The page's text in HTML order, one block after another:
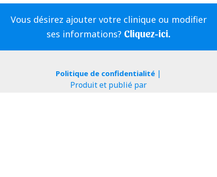
Vous désirez ajouter votre clinique ou modifier
ses informations? Cliquez-ici.
Politique de confidentialité|
Produit et publié par